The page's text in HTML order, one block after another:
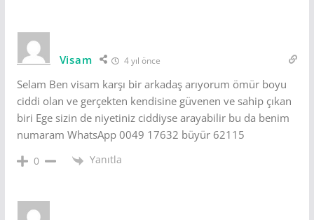
Visam 4 yıl önce
Selam Ben visam karşı bir arkadaş arıyorum ömür boyu
ciddi olan ve gerçekten kendisine güvenen ve sahip çıkan
biri Ege sizin de niyetiniz ciddiyse arayabilir bu da benim
numaram WhatsApp 0049 17632 büyür 62115
0 Yanıtla